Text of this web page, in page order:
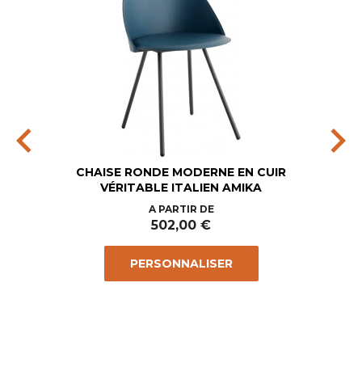
chevron_left
CHAISE RONDE MODERNE EN CUIR
VÉRITABLE ITALIEN AMIKA
Prix
A PARTIR DE
502,00 €
PERSONNALISER
chevron_right